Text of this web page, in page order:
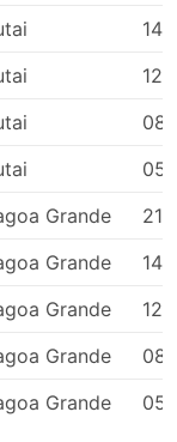
งระยะสั้นในบาง
เมื่อเทียบกับการ
อดีและข้อ
งบิน ซึ่งเครือข่าย
ยาวนาน
ละการเดินทาง
างไม่จำเป็นต้อง
Grande
Grande
Grande
Grande
Grande